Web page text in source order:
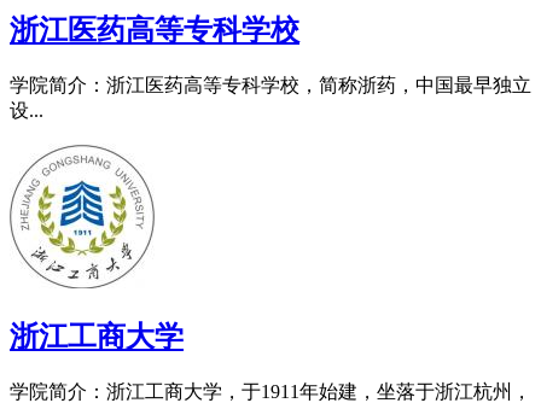
浙江医药高等专科学校
学院简介：浙江医药高等专科学校，简称浙药，中国最早独立
设...
浙江工商大学
学院简介：浙江工商大学，于1911年始建，坐落于浙江杭州，